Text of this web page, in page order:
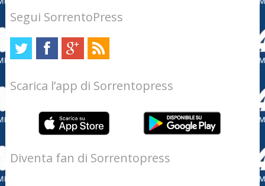
Segui SorrentoPress
Scarica l’app di Sorrentopress
Diventa fan di Sorrentopress